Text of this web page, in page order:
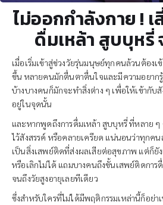
ไม่ออกกำลังกาย !
ดื่มเหล้า สูบบุหรี่
เมื่อเริ่มเข้าสู่ช่วงวัยรุ่นมนุษย์ทุกคนล้วนต้องเ
ขึ้น หลายคนมักตื่นตาตื่นใจและมีความอยาก
บ้างบางคนก็มักจะทำสิ่งต่าง ๆ เพื่อให้เข้ากับ
อยู่ในจุดนั้น
และหากพูดถึงการดื่มเหล้า สูบบุหรี่ ที่หลาย
ไว้สังสรรค์ หรือคลายเครียด แน่นอนว่าทุกค
เป็นสิ่งเสพย์ติดที่ส่งผลเสียต่อสุขภาพ แต่ก็ยั
หรือเลิกไม่ได้ แถมบางคนถึงขั้นเสพย์ติดการ
จนถึงวัยสูงอายุเลยทีเดียว
ซึ่งสำหรับใครที่ไม่ได้มีพฤติกรรมเหล่านี้ก็อย่า